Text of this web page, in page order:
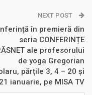
NEXT POST
în premieră din
seria CONFERINȚE
ale profesorului
de yoga Gregorian
părţile 3, 4 – 20 şi
21 ianuarie, pe MISA TV